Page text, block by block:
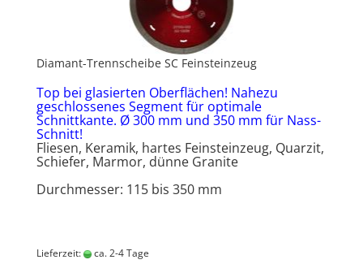
Diamant-Trennscheibe SC Feinsteinzeug
Top bei glasierten Oberflächen! Nahezu
geschlossenes Segment für optimale
Schnittkante. Ø 300 mm und 350 mm für Nass-
Schnitt!
Fliesen, Keramik, hartes Feinsteinzeug, Quarzit,
Schiefer, Marmor, dünne Granite
Durchmesser: 115 bis 350 mm
Lieferzeit: ca. 2-4 Tage